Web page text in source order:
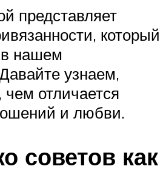
представляет
который
нашем
узнаем,
отличается
и любви.
советов как